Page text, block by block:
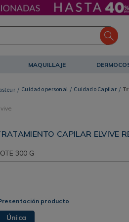
MAQUILLAJE
Cuidado personal Cuidado Capilar
CAPILAR ELVIVE
300 G
producto
Única